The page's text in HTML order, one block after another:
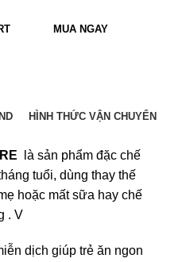
MUA NGAY
HÌNH THỨC VẬN CHUYỂN
là sản phẩm đặc chế
tuổi, dùng thay thế
hoặc mất sữa hay chế
. V
dịch giúp trẻ ăn ngon